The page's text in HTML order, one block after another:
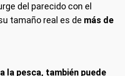
del parecido con el
tamaño real es de más de
la pesca, también puede